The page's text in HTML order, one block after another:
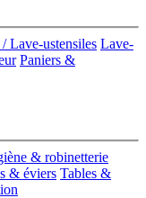
Lave-ustensiles Lave-
Paniers &
& robinetterie
& éviers Tables &